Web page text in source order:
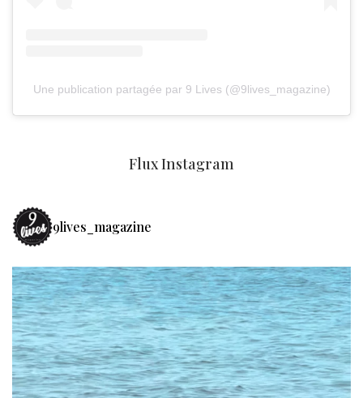
Une publication partagée par 9 Lives (@9lives_magazine)
Flux Instagram
9lives_magazine